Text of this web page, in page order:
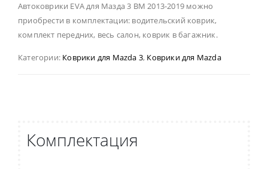
Автоковрики EVA для Мазда 3 ВМ 2013-2019 можно
приобрести в комплектации: водительский коврик,
комплект передних, весь салон, коврик в багажник.
Категории: Коврики для Mazda 3, Коврики для Mazda
Комплектация